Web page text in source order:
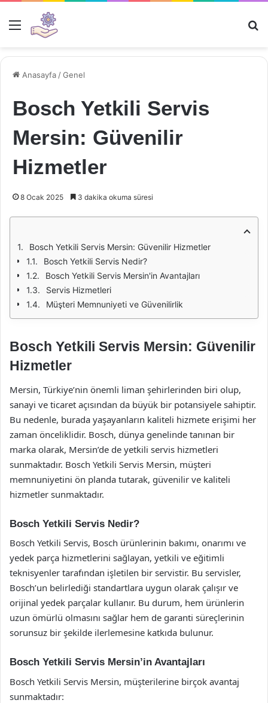
Menü
Anasayfa /Genel
Bosch Yetkili Servis
Mersin: Güvenilir
Hizmetler
8 Ocak 2025 3 dakika okuma süresi
Bosch Yetkili Servis Mersin: Güvenilir Hizmetler
Bosch Yetkili Servis Nedir?
Bosch Yetkili Servis Mersin'in Avantajları
Servis Hizmetleri
Müşteri Memnuniyeti ve Güvenilirlik
Bosch Yetkili Servis Mersin: Güvenilir
Hizmetler
Mersin, Türkiye’nin önemli liman şehirlerinden biri olup,
sanayi ve ticaret açısından da büyük bir potansiyele sahiptir.
Bu nedenle, burada yaşayanların kaliteli hizmete erişimi her
zaman önceliklidir. Bosch, dünya genelinde tanınan bir
marka olarak, Mersin’de de yetkili servis hizmetleri
sunmaktadır. Bosch Yetkili Servis Mersin, müşteri
memnuniyetini ön planda tutarak, güvenilir ve kaliteli
hizmetler sunmaktadır.
Bosch Yetkili Servis Nedir?
Bosch Yetkili Servis, Bosch ürünlerinin bakımı, onarımı ve
yedek parça hizmetlerini sağlayan, yetkili ve eğitimli
teknisyenler tarafından işletilen bir servistir. Bu servisler,
Bosch’un belirlediği standartlara uygun olarak çalışır ve
orijinal yedek parçalar kullanır. Bu durum, hem ürünlerin
uzun ömürlü olmasını sağlar hem de garanti süreçlerinin
sorunsuz bir şekilde ilerlemesine katkıda bulunur.
Bosch Yetkili Servis Mersin’in Avantajları
Bosch Yetkili Servis Mersin, müşterilerine birçok avantaj
sunmaktadır: